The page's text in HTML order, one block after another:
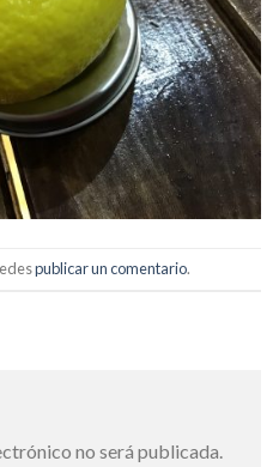
publicar un comentario.
no será publicada.